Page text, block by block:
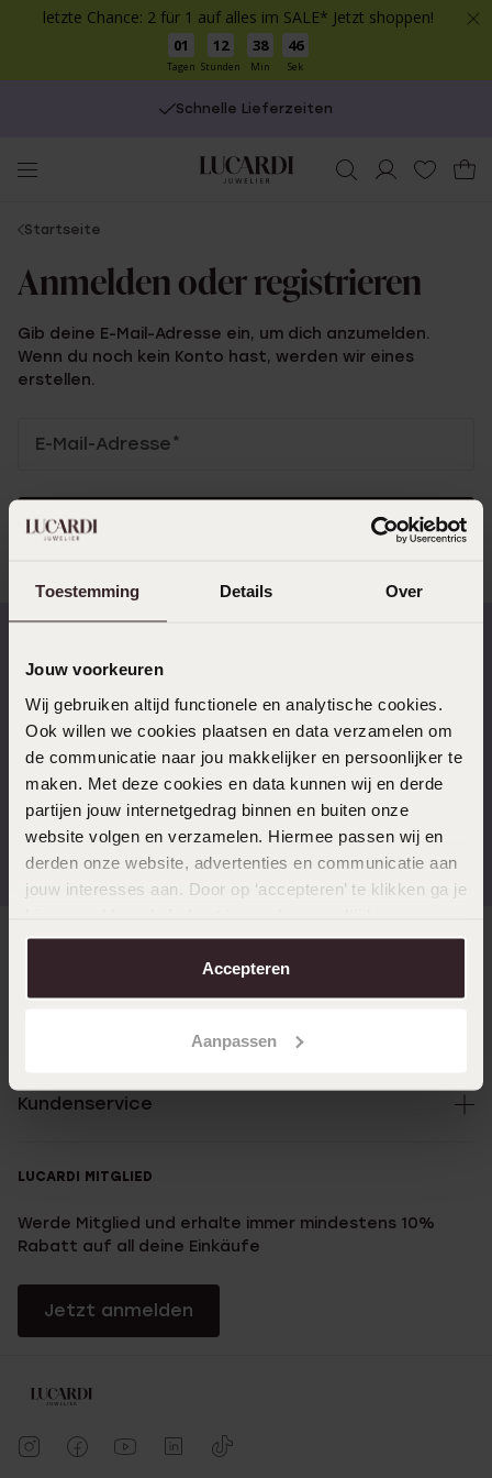
Toestemming Details Over
Jouw voorkeuren
Wij gebruiken altijd functionele en analytische cookies.
Ook willen we cookies plaatsen en data verzamelen om
de communicatie naar jou makkelijker en persoonlijker te
maken. Met deze cookies en data kunnen wij en derde
partijen jouw internetgedrag binnen en buiten onze
website volgen en verzamelen. Hiermee passen wij en
derden onze website, advertenties en communicatie aan
jouw interesses aan. Door op ‘accepteren’ te klikken ga je
aanpassen. Lees er meer over in onscookiebeleid.
Accepteren
Aanpassen
letzte Chance: 2 für 1 auf alles im SALE* Jetzt shoppen!
01
Tagen
12
Stunden
38
Min
46
Sek
Schnelle Lieferzeiten
You
here:
Startseite
Anmelden oder registrieren
Gib deine E-Mail-Adresse ein, um dich anzumelden.
Wenn du noch kein Konto hast, werden wir eines
erstellen.
Anmelden
registrieren
E-Mail-Adresse*
zurücksenden
Kostenloser Versand ab
Bewertet mit 4,58 / 5
(55.000+ reviews)
Kundenservice
LUCARDI MITGLIED
Werde Mitglied und erhalte immer mindestens 10%
Rabatt auf all deine Einkäufe
Jetzt anmelden